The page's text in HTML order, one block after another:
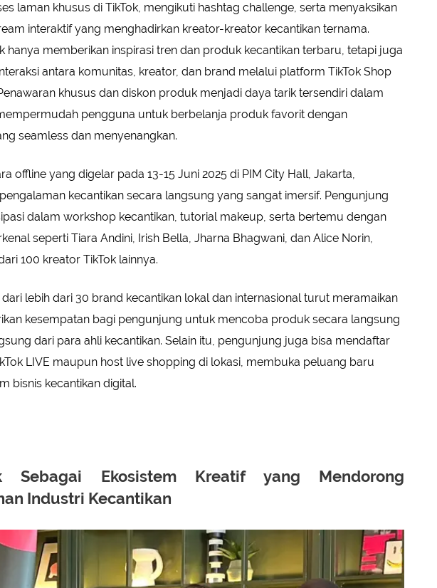
laman khusus di TikTok, mengikuti hashtag challenge, serta menyaksikan
interaktif yang menghadirkan kreator-kreator kecantikan ternama.
hanya memberikan inspirasi tren dan produk kecantikan terbaru, tetapi juga
antara komunitas, kreator, dan brand melalui platform TikTok Shop
khusus dan diskon produk menjadi daya tarik tersendiri dalam
pengguna untuk berbelanja produk favorit dengan
seamless dan menyenangkan.
offline yang digelar pada 13-15 Juni 2025 di PIM City Hall, Jakarta,
kecantikan secara langsung yang sangat imersif. Pengunjung
dalam workshop kecantikan, tutorial makeup, serta bertemu dengan
seperti Tiara Andini, Irish Bella, Jharna Bhagwani, dan Alice Norin,
100 kreator TikTok lainnya.
lebih dari 30 brand kecantikan lokal dan internasional turut meramaikan
kesempatan bagi pengunjung untuk mencoba produk secara langsung
dari para ahli kecantikan. Selain itu, pengunjung juga bisa mendaftar
LIVE maupun host live shopping di lokasi, membuka peluang baru
bisnis kecantikan digital.
Sebagai Ekosistem Kreatif yang Mendorong
Industri Kecantikan